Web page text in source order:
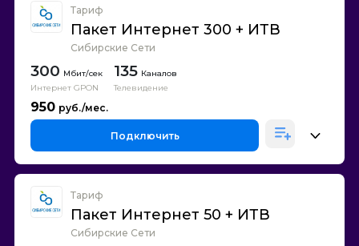
Тариф
Пакет Интернет 300 + ИТВ
Сибирские Сети
300
Интернет GPON
135 Каналов
Телевидение
950
Подключить
Тариф
Пакет Интернет 50 + ИТВ
Сибирские Сети